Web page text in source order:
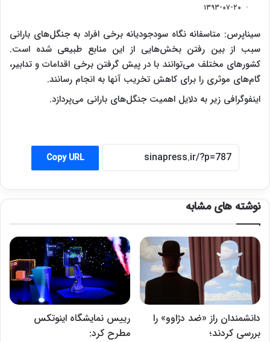
۱۳۹۳-۰۷-۲۰
سیناپرس: متاسفانه نگاه سودجودیانه برخی افراد به جنگل‌های بارانی
سبب از بین رفتن بخش‌هایی از این منابع طبیعی شده است.
کشورهای مختلف می‌توانند با در پیش گرفتن برخی اقدامات و تدابیر،
گام‌های موثری را برای کاهش تخریب آنها به انجام رسانند.
اینفوگرافی زیر به دلایل اهمیت جنگل‌های بارانی می‌پردازد.
Copy URL
نوشته های مشابه
دانشمندان راز «ضد دژاوو» را
بررسی کردند؛
رییس نمایشگاه اینوتکس
مطرح کرد: